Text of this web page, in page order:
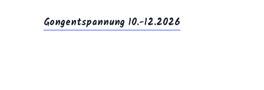
Gongentspannung 10.-12.2026